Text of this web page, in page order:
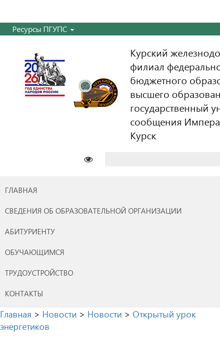
Ресурсы ПГУПС
Курский
филиал
бюджетного
высшего
государственный
сообщения
Курск
ГЛАВНАЯ
СВЕДЕНИЯ ОБ ОБРАЗОВАТЕЛЬНОЙ ОРГАНИЗАЦИИ
АБИТУРИЕНТУ
ОБУЧАЮЩИМСЯ
ТРУДОУСТРОЙСТВО
КОНТАКТЫ
Главная > Новости > Новости > Открытый урок
энергетиков